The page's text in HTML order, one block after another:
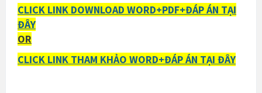
CLICK LINK DOWNLOAD WORD+PDF+ĐÁP ÁN TẠI
ĐÂY
OR
CLICK LINK THAM KHẢO WORD+ĐÁP ÁN TẠI ĐÂY